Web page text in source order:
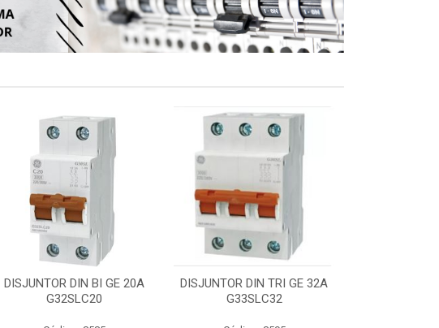
DISJUNTOR DIN BI GE 20A
G32SLC20
DISJUNTOR DIN TRI GE 32A
G33SLC32